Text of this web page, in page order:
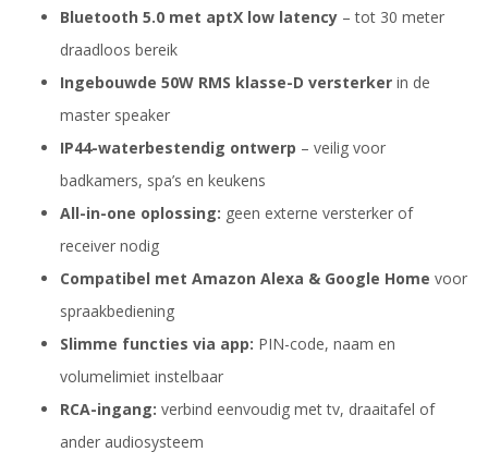
Bluetooth 5.0 met aptX low latency – tot 30 meter
draadloos bereik
Ingebouwde 50W RMS klasse-D versterker in de
master speaker
IP44-waterbestendig ontwerp – veilig voor
badkamers, spa’s en keukens
All-in-one oplossing: geen externe versterker of
receiver nodig
Compatibel met Amazon Alexa & Google Home voor
spraakbediening
Slimme functies via app: PIN-code, naam en
volumelimiet instelbaar
RCA-ingang: verbind eenvoudig met tv, draaitafel of
ander audiosysteem